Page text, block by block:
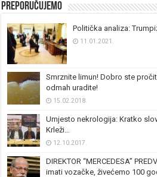
Preporučujemo
Politička analiza:
11.01.2021.
Smrznite limun! Dobro ste
odmah uradite!
15.02.2018.
Umjesto nekrologija: Kratko
Krleži…
12.10.2017.
DIREKTOR “MERCEDESA”
imati vozačke, živećemo 100